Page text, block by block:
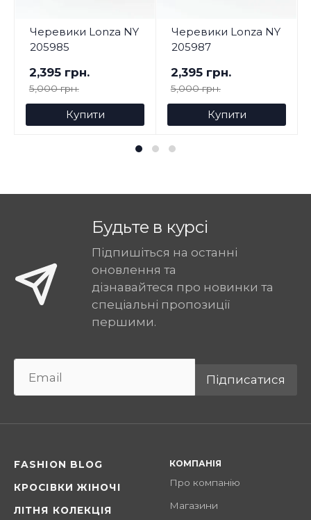
Черевики Lonza NY
205985
2,395 грн.
5,000 грн.
Купити
Черевики Lonza NY
205987
2,395 грн.
5,000 грн.
Купити
Будьте в курсі
Підпишіться на останні
оновлення та
дізнавайтеся про новинки та
спеціальні пропозиції
першими.
Підписатися
FASHION BLOG
КРОСІВКИ ЖІНОЧІ
ЛІТНЯ КОЛЕКЦІЯ
КОМПАНІЯ
Про компанію
Магазини